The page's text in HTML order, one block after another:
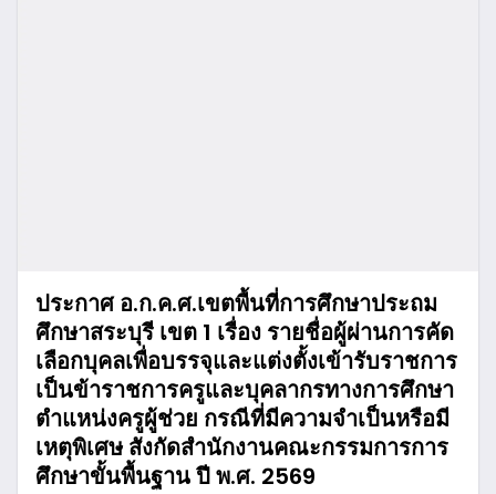
ประกาศ อ.ก.ค.ศ.เขตพื้นที่การศึกษาประถม
ศึกษาสระบุรี เขต 1 เรื่อง รายชื่อผู้ผ่านการคัด
เลือกบุคลเพื่อบรรจุและแต่งตั้งเข้ารับราชการ
เป็นข้าราชการครูและบุคลากรทางการศึกษา
ตำแหน่งครูผู้ช่วย กรณีที่มีความจำเป็นหรือมี
เหตุพิเศษ สังกัดสำนักงานคณะกรรมการการ
ศึกษาขั้นพื้นฐาน ปี พ.ศ. 2569